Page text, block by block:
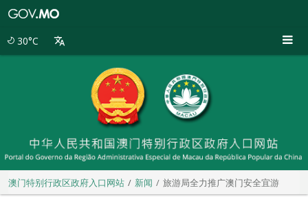
30°C
澳门特别行政区政府入口网站 新闻 旅游局全力推广澳门安全宜游